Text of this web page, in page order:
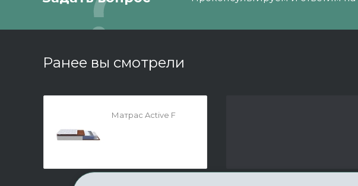
Ранее вы смотрели
Матрас Active F